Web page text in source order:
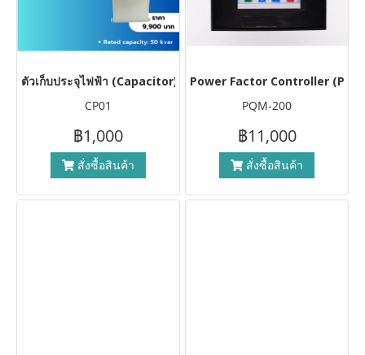
ตัวเก็บประจุไฟฟ้า (Capacitor) มีหลายขนาด
CP01
฿1,000
สั่งซื้อสินค้า
Power Factor Controller (PFC)
PQM-200
฿11,000
สั่งซื้อสินค้า